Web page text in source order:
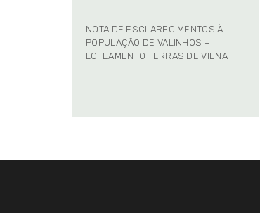
NOTA DE ESCLARECIMENTOS À
POPULAÇÃO DE VALINHOS –
LOTEAMENTO TERRAS DE VIENA